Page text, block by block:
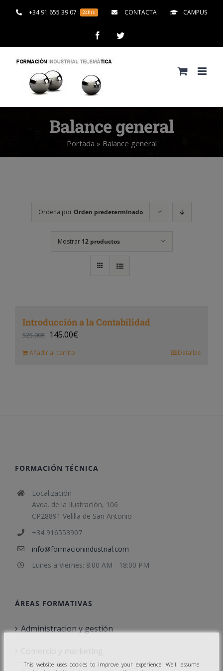
+34 91 655 39 07 24hrs CONTACTA CAMPUS
FacebookTwitter
Balance general
Portada » Balance general
Ordena porOrden predeterminado
Mostrar 12 productos
Introducción a la Contabilidad
525.00€ 145.00€
Añadir al carrito Detalles
FORMACIÓN TÉCNICA
Localización
Avda. de la Ilustración, 106
CP28891 Velilla de San Antonio
+34 916553907
info@formacionindustrial.com
Lunes a Viernes: 8:00 AM - 18:00 PM
ÁREAS FORMATIVAS
Administracion y gestión
This website uses cookies to improve your experience. We'll assume